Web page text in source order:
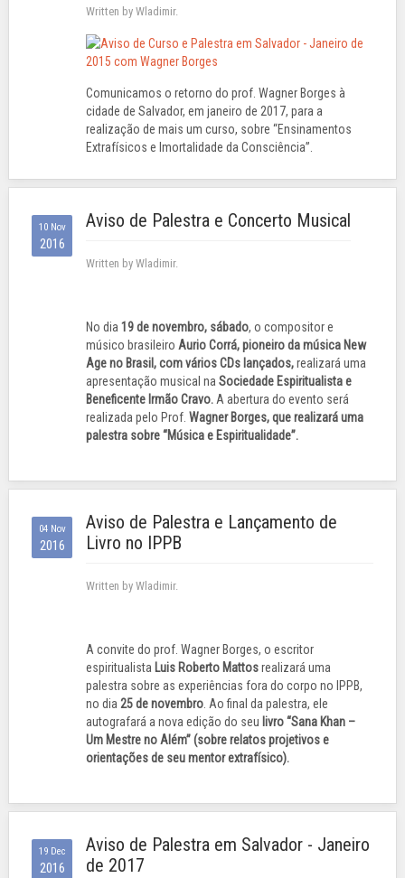
Written by Wladimir.
Comunicamos o retorno do prof. Wagner Borges à
cidade de Salvador, em janeiro de 2017, para a
realização de mais um curso, sobre “Ensinamentos
Extrafísicos e Imortalidade da Consciência”.
10 Nov
2016
Aviso de Palestra e Concerto Musical
Written by Wladimir.
No dia 19 de novembro, sábado, o compositor e
músico brasileiro Aurio Corrá, pioneiro da música New
Age no Brasil, com vários CDs lançados,realizará uma
apresentação musical na Sociedade Espiritualista e
Beneficente Irmão Cravo. A abertura do evento será
realizada pelo Prof. Wagner Borges, que realizará uma
palestra sobre “Música e Espiritualidade”.
04 Nov
2016
Aviso de Palestra e Lançamento de
Livro no IPPB
Written by Wladimir.
A convite do prof. Wagner Borges, o escritor
espiritualista Luis Roberto Mattosrealizará uma
palestra sobre as experiências fora do corpo no IPPB,
no dia 25 de novembro . Ao final da palestra, ele
autografará a nova edição do seu livro “Sana Khan –
Um Mestre no Além” (sobre relatos projetivos e
orientações de seu mentor extrafísico).
19 Dec
2016
Aviso de Palestra em Salvador - Janeiro
de 2017